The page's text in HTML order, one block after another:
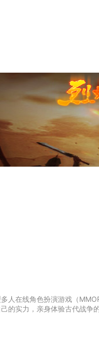
人在线角色扮演游戏（
的实力，亲身体验古代战争